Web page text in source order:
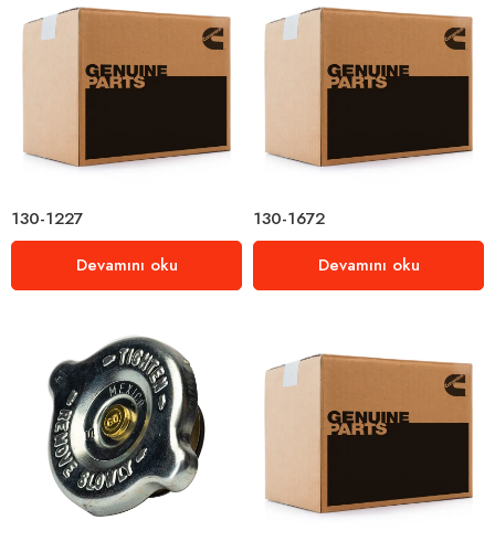
130-1227
Devamını oku
130-1672
Devamını oku